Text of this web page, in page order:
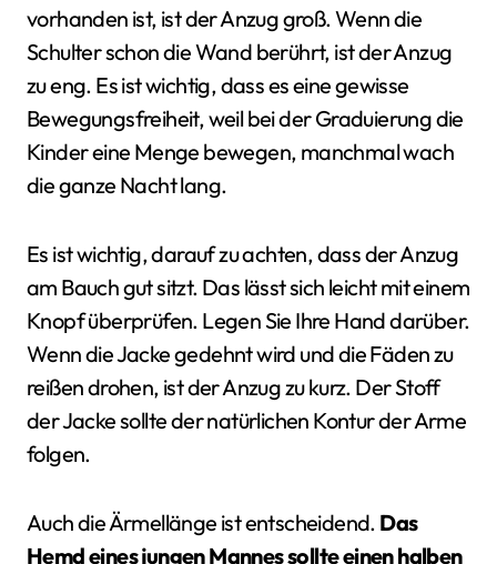
vorhanden ist, ist der Anzug groß. Wenn die
Schulter schon die Wand berührt, ist der Anzug
zu eng. Es ist wichtig, dass es eine gewisse
Bewegungsfreiheit, weil bei der Graduierung die
Kinder eine Menge bewegen, manchmal wach
die ganze Nacht lang.
Es ist wichtig, darauf zu achten, dass der Anzug
am Bauch gut sitzt. Das lässt sich leicht mit einem
Knopf überprüfen. Legen Sie Ihre Hand darüber.
Wenn die Jacke gedehnt wird und die Fäden zu
reißen drohen, ist der Anzug zu kurz. Der Stoff
der Jacke sollte der natürlichen Kontur der Arme
folgen.
Auch die Ärmellänge ist entscheidend. Das
Hemd eines jungen Mannes sollte einen halben